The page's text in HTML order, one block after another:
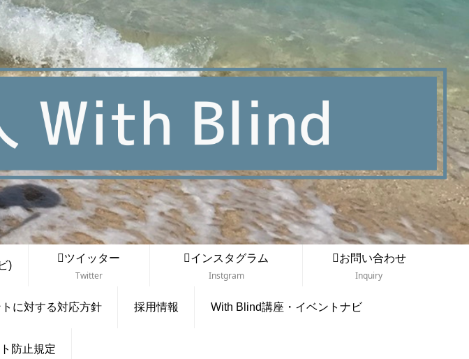
)
ツイッター
Twitter
インスタグラム
Instgram
お問い合わせ
Inquiry
に対する対応方針 採用情報 With Blind講座・イベントナビ
防止規定